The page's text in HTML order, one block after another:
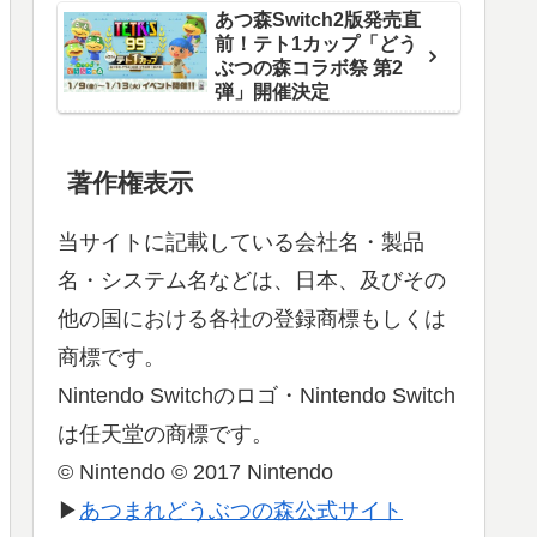
あつ森Switch2版発売直
前！テト1カップ「どう
ぶつの森コラボ祭 第2
弾」開催決定
著作権表示
当サイトに記載している会社名・製品
名・システム名などは、日本、及びその
他の国における各社の登録商標もしくは
商標です。
Nintendo Switchのロゴ・Nintendo Switch
は任天堂の商標です。
© Nintendo © 2017 Nintendo
▶ あつまれどうぶつの森公式サイト